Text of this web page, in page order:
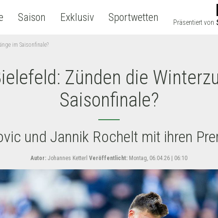
Saison Exklusiv Sportwetten Präsentiert von
im Saisonfinale?
Zünden die
Saisonfinale?
und Jannik Rochelt mit ihren
Autor: Johannes Ketterl Veröffentlicht: Montag, 06.04.26 | 06:10